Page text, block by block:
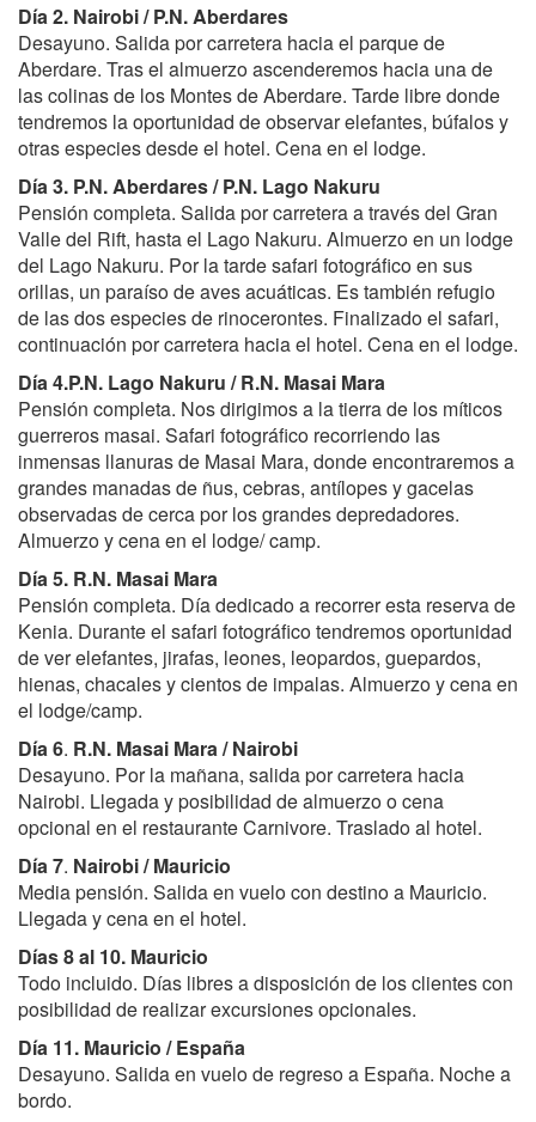
Día 2. Nairobi / P.N. Aberdares
Desayuno. Salida por carretera hacia el parque de
Aberdare. Tras el almuerzo ascenderemos hacia una de
las colinas de los Montes de Aberdare. Tarde libre donde
tendremos la oportunidad de observar elefantes, búfalos y
otras especies desde el hotel. Cena en el lodge.
Día 3. P.N. Aberdares / P.N. Lago Nakuru
Pensión completa. Salida por carretera a través del Gran
Valle del Rift, hasta el Lago Nakuru. Almuerzo en un lodge
del Lago Nakuru. Por la tarde safari fotográfico en sus
orillas, un paraíso de aves acuáticas. Es también refugio
de las dos especies de rinocerontes. Finalizado el safari,
continuación por carretera hacia el hotel. Cena en el lodge.
Día 4.P.N. Lago Nakuru / R.N. Masai Mara
Pensión completa. Nos dirigimos a la tierra de los míticos
guerreros masai. Safari fotográfico recorriendo las
inmensas llanuras de Masai Mara, donde encontraremos a
grandes manadas de ñus, cebras, antílopes y gacelas
observadas de cerca por los grandes depredadores.
Almuerzo y cena en el lodge/ camp.
Día 5. R.N. Masai Mara
Pensión completa. Día dedicado a recorrer esta reserva de
Kenia. Durante el safari fotográfico tendremos oportunidad
de ver elefantes, jirafas, leones, leopardos, guepardos,
hienas, chacales y cientos de impalas. Almuerzo y cena en
el lodge/camp.
Día 6. R.N. Masai Mara / Nairobi
Desayuno. Por la mañana, salida por carretera hacia
Nairobi. Llegada y posibilidad de almuerzo o cena
opcional en el restaurante Carnivore. Traslado al hotel.
Día 7. Nairobi / Mauricio
Media pensión. Salida en vuelo con destino a Mauricio.
Llegada y cena en el hotel.
Días 8 al 10. Mauricio
Todo incluido. Días libres a disposición de los clientes con
posibilidad de realizar excursiones opcionales.
Día 11. Mauricio / España
Desayuno. Salida en vuelo de regreso a España. Noche a
bordo.